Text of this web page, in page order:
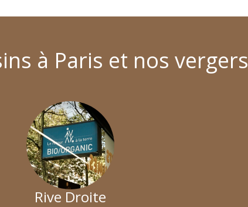
à Paris et nos vergers
Rive Droite